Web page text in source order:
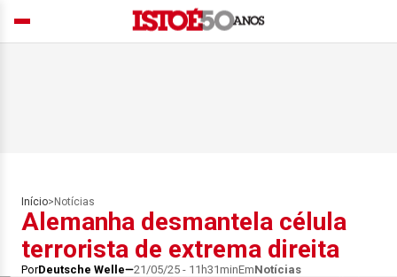
Início> Notícias
Alemanha desmantela célula
terrorista de extrema direita
PorDeutsche Welle 21/05/25 - 11h31minEmNotícias